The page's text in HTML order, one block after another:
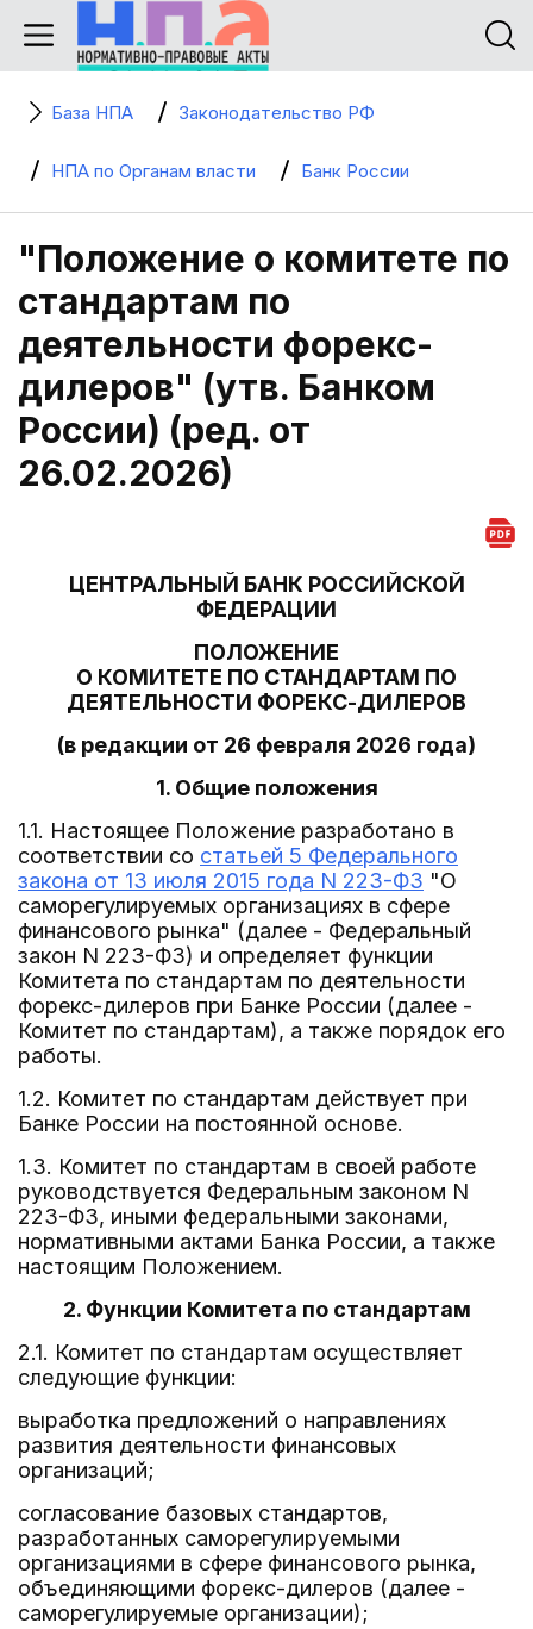
База НПА Законодательство РФ
НПА по Органам власти Банк России
"Положение о комитете по
стандартам по
деятельности форекс-
дилеров" (утв. Банком
России) (ред. от
26.02.2026)
ЦЕНТРАЛЬНЫЙ БАНК РОССИЙСКОЙ
ФЕДЕРАЦИИ
ПОЛОЖЕНИЕ
О КОМИТЕТЕ ПО СТАНДАРТАМ ПО
ДЕЯТЕЛЬНОСТИ ФОРЕКС-ДИЛЕРОВ
(в редакции от 26 февраля 2026 года)
1. Общие положения
1.1. Настоящее Положение разработано в
соответствии со статьей 5 Федерального
закона от 13 июля 2015 года N 223-ФЗ "О
саморегулируемых организациях в сфере
финансового рынка" (далее - Федеральный
закон N 223-ФЗ) и определяет функции
Комитета по стандартам по деятельности
форекс-дилеров при Банке России (далее -
Комитет по стандартам), а также порядок его
работы.
1.2. Комитет по стандартам действует при
Банке России на постоянной основе.
1.3. Комитет по стандартам в своей работе
руководствуется Федеральным законом N
223-ФЗ, иными федеральными законами,
нормативными актами Банка России, а также
настоящим Положением.
2. Функции Комитета по стандартам
2.1. Комитет по стандартам осуществляет
следующие функции:
выработка предложений о направлениях
развития деятельности финансовых
организаций;
согласование базовых стандартов,
разработанных саморегулируемыми
организациями в сфере финансового рынка,
объединяющими форекс-дилеров (далее -
саморегулируемые организации);